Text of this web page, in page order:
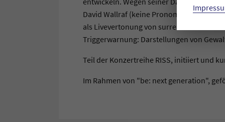
David Wallraf (keine Pronomen)
als Livevertonung von surrealistischen
Triggerwarnung: Darstellungen von
Teil der Konzertreihe RISS, initiiert und
Im Rahmen von "be: next generation",